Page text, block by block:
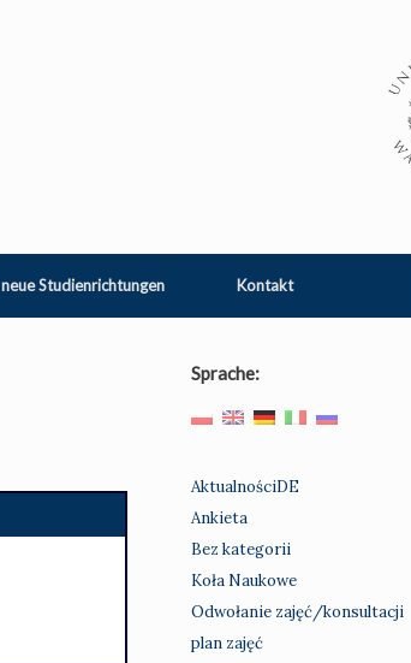
neue Studienrichtungen Kontakt
Sprache:
AktualnościDE
Ankieta
Bez kategorii
Koła Naukowe
Odwołanie zajęć/konsultacji
plan zajęć